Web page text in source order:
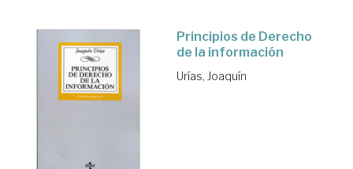
Principios de Derecho
de la información
Urías, Joaquín